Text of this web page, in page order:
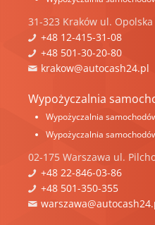
31-323 Kraków ul. Opolska
+48 12-415-31-08
+48 501-30-20-80
krakow@autocash24.pl
Wypożyczalnia
Wypożyczalnia
Wypożyczalnia
02-175 Warszawa ul.
+48 22-846-03-86
+48 501-350-355